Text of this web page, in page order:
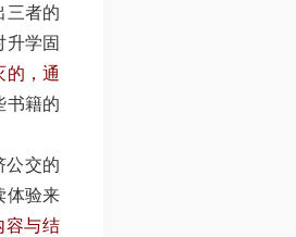
三者的
升学固
的，通
书籍的
公交的
体验来
容与结